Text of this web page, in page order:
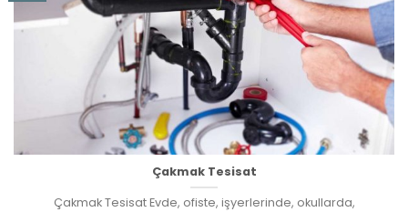
Çakmak Tesisat
Çakmak Tesisat Evde, ofiste, işyerlerinde, okullarda,